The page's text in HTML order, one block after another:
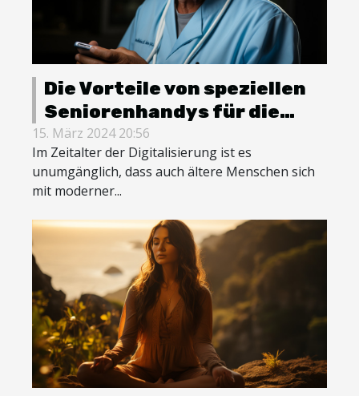
Die Vorteile von speziellen
Seniorenhandys für die
Gesundheit und
Selbstständigkeit älterer
Menschen
15. März 2024 20:56
Im Zeitalter der Digitalisierung ist es
unumgänglich, dass auch ältere Menschen sich
mit moderner...